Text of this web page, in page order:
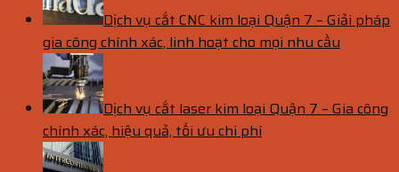
Dịch vụ cắt CNC kim loại Quận 7 – Giải pháp
gia công chính xác, linh hoạt cho mọi nhu cầu
Dịch vụ cắt laser kim loại Quận 7 – Gia công
chính xác, hiệu quả, tối ưu chi phí